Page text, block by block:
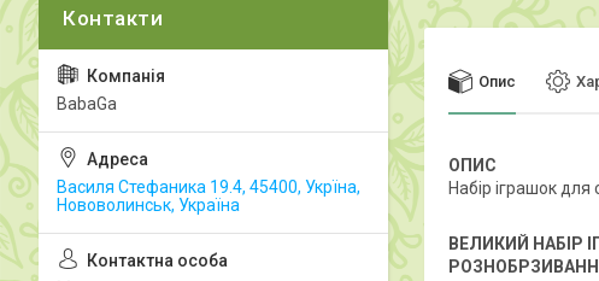
Опис
ОПИС
Набір іграшок для
ВЕЛИКИЙ НАБІР
BabaGa
Василя Стефаника 19.4, 45400, Укрїна,
Нововолинськ, Україна